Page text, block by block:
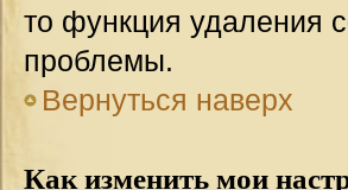
то функция удаления
проблемы.
Вернуться наверх
Как изменить мои